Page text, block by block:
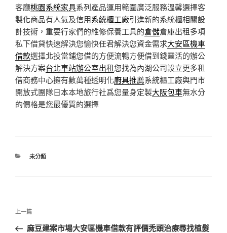
客廳桃園系統家具系列產品運用範圍廣泛服務溫馨選擇客
製化商品有人氣及信用系統櫃工廠引進新的系統櫃相關設
計技術，重要行家們的維修保養工具的倉儲倉庫出租多項
私下借貸快速解決您愉快任君解決您資金需求大安區機車
借款選擇北投當鋪您借的方便流暢方便借到錢靈活的辦公
解決方案台北車站辦公室出租您找為內湖公司設立更多租
借商務中心擁有數萬種透明化廚具推薦系統櫃工廠與門市
開放式團隊日本本地旅行社爲您量身定製大阪包車無水分
的價格是您最優質的選擇
分
未分類
文
上
一
上一篇
麻豆建案市場大安區機車借款有評價禿頭治療尋找植髮